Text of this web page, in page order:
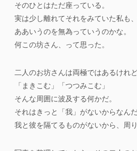
そのひとはただ座っている。
実は少し離れてそれをみていた私も
ああいうのを無為っていうのかな。
何この坊さん、って思った。
二人のお坊さんは両極ではあるけれ
「まきこむ」「つつみこむ」
そんな周囲に波及する何かだ。
それはきっと「我」がないからなんだ
我と彼を隔てるものがないから、周